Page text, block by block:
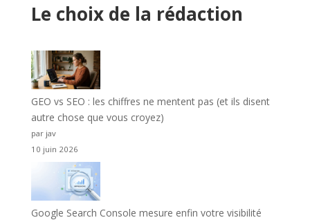
Le choix de la rédaction
GEO vs SEO : les chiffres ne mentent pas (et ils disent
autre chose que vous croyez)
par jav
10 juin 2026
Google Search Console mesure enfin votre visibilité